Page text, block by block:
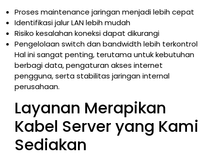
Proses maintenance jaringan menjadi lebih cepat
Identifikasi jalur LAN lebih mudah
Risiko kesalahan koneksi dapat dikurangi
Pengelolaan switch dan bandwidth lebih terkontrol
Hal ini sangat penting, terutama untuk kebutuhan
berbagi data, pengaturan akses internet
pengguna, serta stabilitas jaringan internal
perusahaan.
Layanan Merapikan
Kabel Server yang Kami
Sediakan